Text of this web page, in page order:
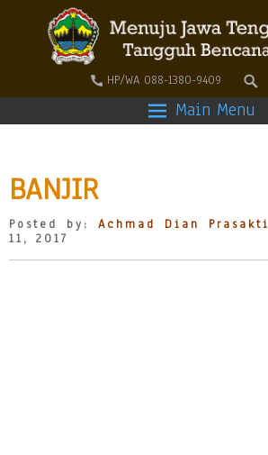
HP/WA 088-1380-9409
Main Menu
BANJIR
Posted by: Achmad Dian Prasakti
11, 2017